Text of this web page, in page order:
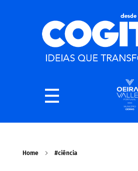
Home #ciência